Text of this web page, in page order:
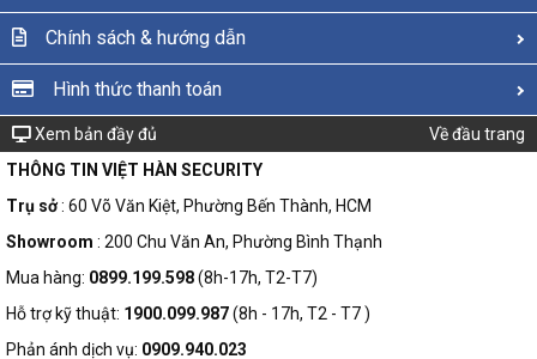
Chính sách & hướng dẫn
Hình thức thanh toán
Xem bản đầy đủ
Về đầu trang
THÔNG TIN VIỆT HÀN SECURITY
Trụ sở: 60 Võ Văn Kiệt, Phường Bến Thành, HCM
Showroom : 200 Chu Văn An, Phường Bình Thạnh
Mua hàng: 0899.199.598(8h-17h, T2-T7)
Hỗ trợ kỹ thuật: 1900.099.987(8h - 17h, T2 - T7 )
Phản ánh dịch vụ: 0909.940.023